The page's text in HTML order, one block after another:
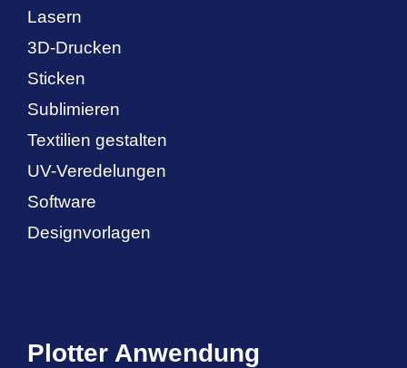
Lasern
3D-Drucken
Sticken
Sublimieren
Textilien gestalten
UV-Veredelungen
Software
Designvorlagen
Plotter Anwendung